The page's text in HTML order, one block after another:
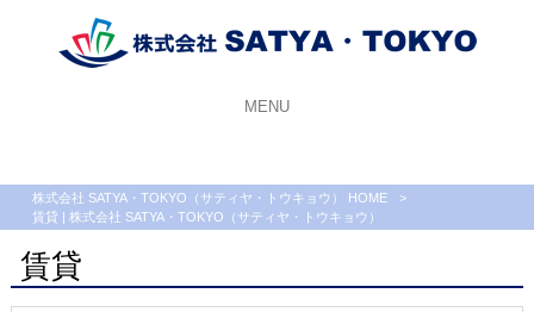
MENU
株式会社 SATYA・TOKYO（サティヤ・トウキョウ） HOME
>
賃貸 | 株式会社 SATYA・TOKYO（サティヤ・トウキョウ）
賃貸